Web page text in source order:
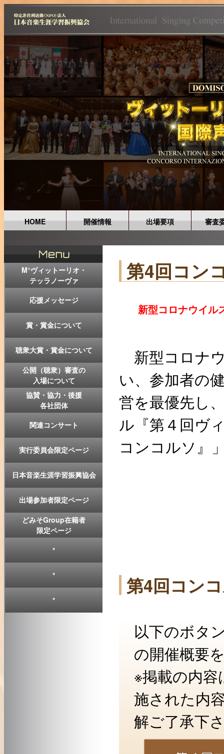
HOME 開催情報 出場要項 審査
M°ヴィットーリオ・
テッラノーヴァ
応援メッセージ
賞・賞金について
聴衆大賞・賞金について
公開（聴衆）審査の
入場について
協賛・協力・後援
各社団体
関連コンサート
実行委員会限定ページ
日本音楽生涯学習振興協会
出場参加者限定ページ
どみそGroup在籍者
限定ページ
*
*
*
第4回コン
新型コロナウイル
新型コロナ
い、参加者の
営を最優先し
ル『第４回ヴ
コンコルソ』
第4回コン
以下のボタ
の開催概要
※掲載の内
施された内
解ご了承下